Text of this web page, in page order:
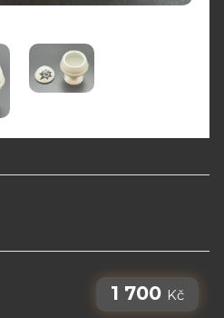
1 700 Kč